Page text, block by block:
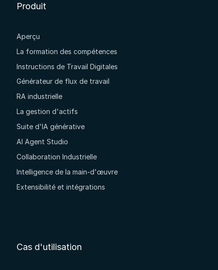
Produit
Aperçu
La formation des compétences
Instructions de Travail Digitales
Générateur de flux de travail
RA industrielle
La gestion d'actifs
Suite d'IA générative
AI Agent Studio
Collaboration Industrielle
Intelligence de la main-d'œuvre
Extensibilité et intégrations
Cas d'utilisation